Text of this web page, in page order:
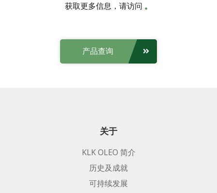
获取更多信息，请访问 。
产品查询
关于
KLK OLEO 简介
历史及成就
可持续发展